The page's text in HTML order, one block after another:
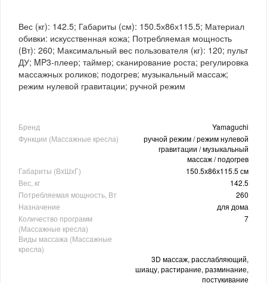
Вес (кг): 142.5; Габариты (см): 150.5х86х115.5; Материал
обивки: искусственная кожа; Потребляемая мощность
(Вт): 260; Максимальный вес пользователя (кг): 120; пульт
ДУ; MP3-плеер; таймер; сканирование роста; регулировка
массажных роликов; подогрев; музыкальный массаж;
режим нулевой гравитации; ручной режим
Бренд
Yamaguchi
Функции (Массажные кресла)
ручной режим / режим нулевой
гравитации / музыкальный
массаж / подогрев
Габариты (ВхШхГ)
150.5х86х115.5 см
Вес, кг
142.5
Потребляемая мощность, Вт
260
Назначение
для дома
Количество программ
(Массажные кресла)
7
Виды массажа (Массажные
кресла)
3D массаж, расслабляющий,
шиацу, растирание, разминание,
постукивание